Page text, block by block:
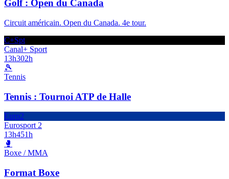
Golf : Open du Canada
Circuit américain. Open du Canada. 4e tour.
C+Spt
Canal+ Sport
13h302h
🎾
Tennis
Tennis : Tournoi ATP de Halle
Euro2
Eurosport 2
13h451h
🥊
Boxe / MMA
Format Boxe